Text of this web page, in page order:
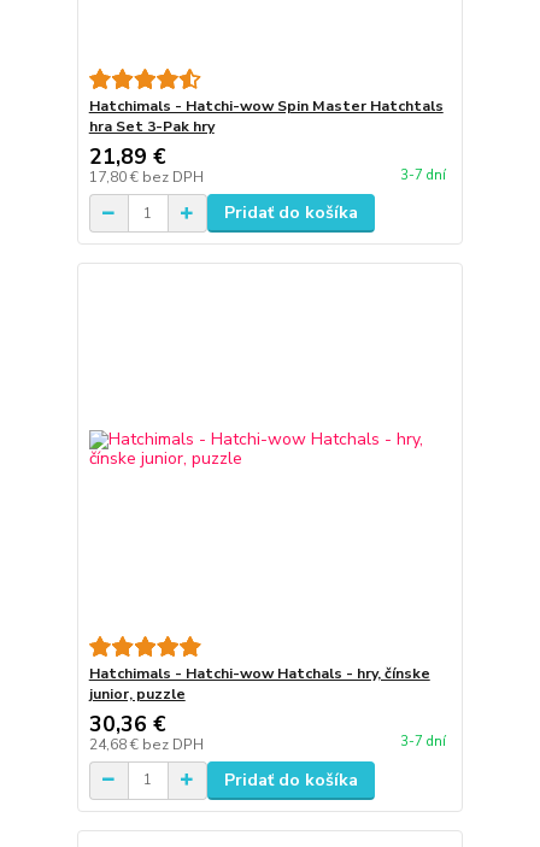
Hatchimals - Hatchi-wow Spin Master Hatchtals
hra Set 3-Pak hry
21,89 €
17,80 € bez DPH 3-7 dní
Pridať do košíka
Hatchimals - Hatchi-wow Hatchals - hry, čínske
junior, puzzle
30,36 €
24,68 € bez DPH 3-7 dní
Pridať do košíka